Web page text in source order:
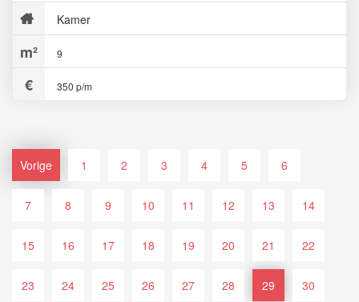
Kamer
9
350 p/m
Vorige 1 2 3 4 5 6
7 8 9 10 11 12 13 14
15 16 17 18 19 20 21 22
23 24 25 26 27 28 29 30